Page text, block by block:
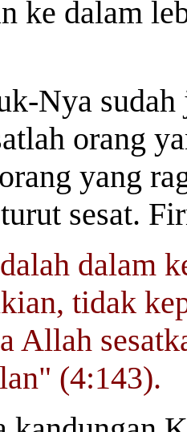
ke dalam
Nya sudah
orang
yang
sesat.
dalam
tidak
Allah
(4:143).